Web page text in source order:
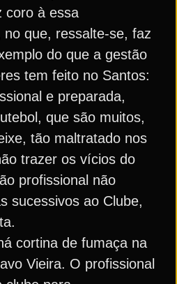
coro à essa
no que, ressalte-se, faz
do que a gestão
tem feito no Santos:
e preparada,
que são muitos,
tão maltratado nos
trazer os vícios do
profissional não
sucessivos ao Clube,
cortina de fumaça na
Vieira. O profissional